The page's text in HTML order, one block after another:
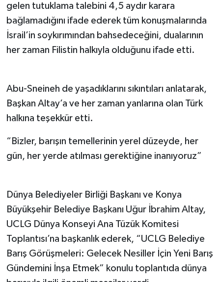
gelen tutuklama talebini 4,5 aydır karara
bağlamadığını ifade ederek tüm konuşmalarında
İsrail’in soykırımından bahsedeceğini, dualarının
her zaman Filistin halkıyla olduğunu ifade etti.
Abu-Sneineh de yaşadıklarını sıkıntıları anlatarak,
Başkan Altay’a ve her zaman yanlarına olan Türk
halkına teşekkür etti.
“Bizler, barışın temellerinin yerel düzeyde, her
gün, her yerde atılması gerektiğine inanıyoruz”
Dünya Belediyeler Birliği Başkanı ve Konya
Büyükşehir Belediye Başkanı Uğur İbrahim Altay,
UCLG Dünya Konseyi Ana Tüzük Komitesi
Toplantısı’na başkanlık ederek, “UCLG Belediye
Barış Görüşmeleri: Gelecek Nesiller İçin Yeni Barış
Gündemini İnşa Etmek” konulu toplantıda dünya